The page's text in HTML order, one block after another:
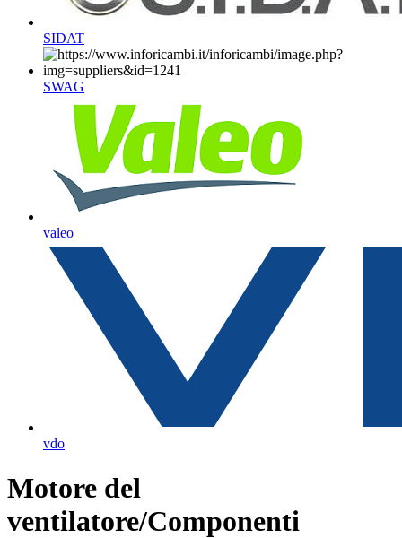
SIDAT
SWAG
valeo
vdo
Motore del
ventilatore/Componenti